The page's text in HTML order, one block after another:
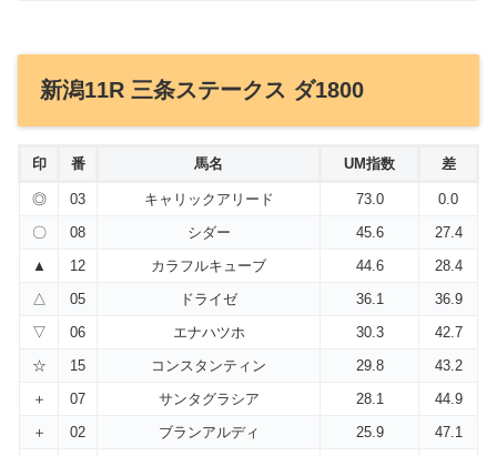
新潟11R 三条ステークス ダ1800
印 番 馬名 UM指数 差
◎ 03 キャリックアリード 73.0
0.0
〇
08 シダー 45.6
27.4
▲
12 カラフルキューブ 44.6
28.4
△
05 ドライゼ 36.1
36.9
▽
06 エナハツホ 30.3
42.7
☆
15 コンスタンティン 29.8
43.2
＋
07 サンタグラシア 28.1
44.9
＋
02 ブランアルディ 25.9
47.1